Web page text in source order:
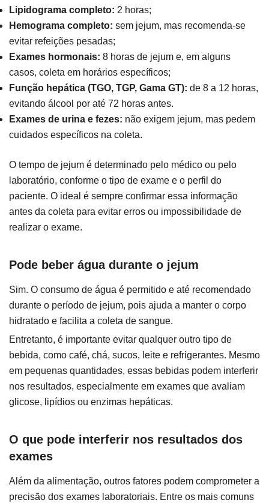
Lipidograma completo: 2 horas;
Hemograma completo: sem jejum, mas recomenda-se
evitar refeições pesadas;
Exames hormonais: 8 horas de jejum e, em alguns
casos, coleta em horários específicos;
Função hepática (TGO, TGP, Gama GT): de 8 a 12 horas,
evitando álcool por até 72 horas antes.
Exames de urina e fezes: não exigem jejum, mas pedem
cuidados específicos na coleta.
O tempo de jejum é determinado pelo médico ou pelo
laboratório, conforme o tipo de exame e o perfil do
paciente. O ideal é sempre confirmar essa informação
antes da coleta para evitar erros ou impossibilidade de
realizar o exame.
Pode beber água durante o jejum
Sim. O consumo de água é permitido e até recomendado
durante o período de jejum, pois ajuda a manter o corpo
hidratado e facilita a coleta de sangue.
Entretanto, é importante evitar qualquer outro tipo de
bebida, como café, chá, sucos, leite e refrigerantes. Mesmo
em pequenas quantidades, essas bebidas podem interferir
nos resultados, especialmente em exames que avaliam
glicose, lipídios ou enzimas hepáticas.
O que pode interferir nos resultados dos
exames
Além da alimentação, outros fatores podem comprometer a
precisão dos exames laboratoriais. Entre os mais comuns